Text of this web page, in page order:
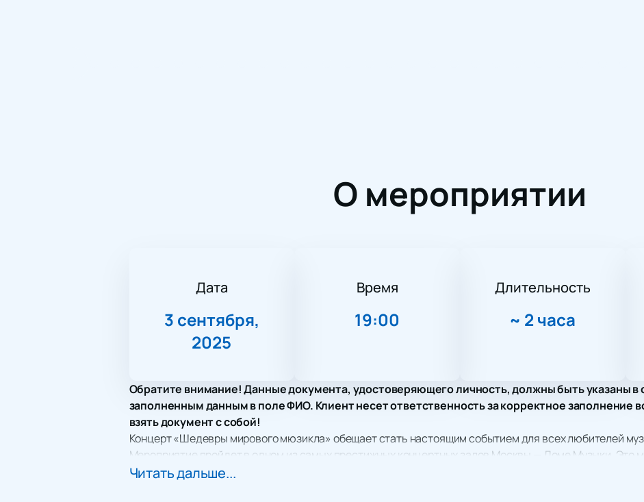
О мероприятии
Дата
3 сентября,
2025
Время
19:00
Длительность
~ 2 часа
Обратите внимание! Данные документа, удостоверяющего личность, должны быть указаны в
заполненным данным в поле ФИО. Клиент несет ответственность за корректное заполнение
взять документ с собой!
Концерт «Шедевры мирового мюзикла» обещает стать настоящим событием для всех любителей
Мероприятие пройдет в одном из самых престижных концертных залов Москвы — Доме Музыки. Это
великолепной акустикой и атмосферой, способствующей полному погружению в мир музыки.
Читать дальше...